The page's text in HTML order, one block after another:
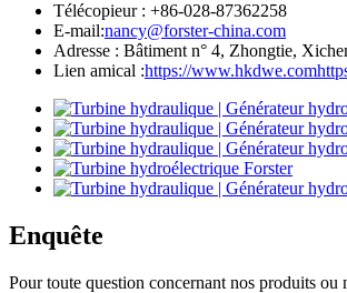
Télécopieur : +86-028-87362258
E-mail:nancy@forster-china.com
Adresse : Bâtiment n° 4, Zhongtie,
Lien amical :https://www.hkdwe.com
Enquête
Pour toute question concernant nos produits